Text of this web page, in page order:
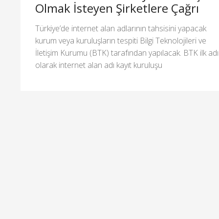
Olmak İsteyen Şirketlere Çağrı
Türkiye’de internet alan adlarının tahsisini yapacak
kurum veya kuruluşların tespiti Bilgi Teknolojileri ve
İletişim Kurumu (BTK) tarafından yapılacak. BTK ilk
olarak internet alan adı kayıt kuruluşu